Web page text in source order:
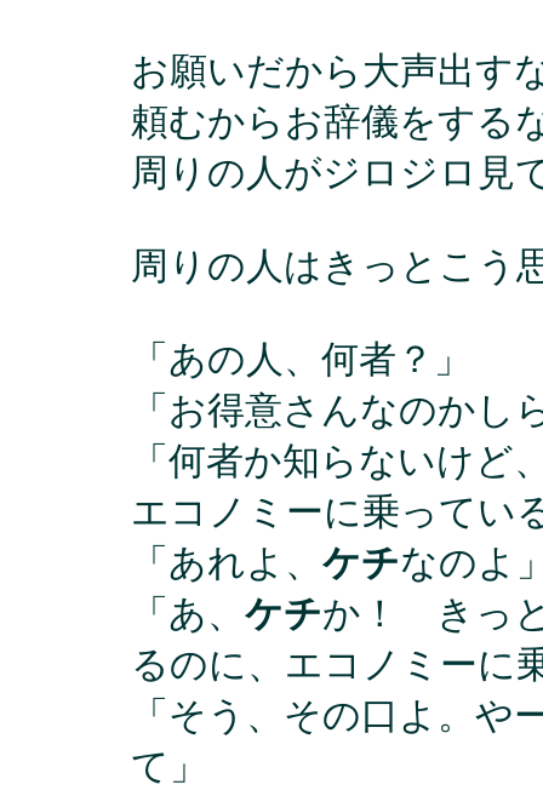
お願いだから大声出す
頼むからお辞儀をする
周りの人がジロジロ見
周りの人はきっとこう
「あの人、何者？」
「お得意さんなのかし
「何者か知らないけど
エコノミーに乗ってい
「あれよ、 ケチなのよ
「あ、 ケチか！ きっ
るのに、エコノミーに
「そう、その口よ。や
て」